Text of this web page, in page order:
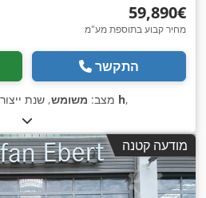
‏59,890 ‏€
מחיר קבוע בתוספת מע"מ
התקשר
מצב: משומש, שנת 1,751 h,
מודעה קטנה